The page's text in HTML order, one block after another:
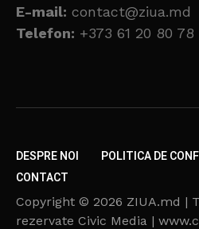
E-mail: contact@ziua.md
Telefon: +373 61 20 80 78
DESPRE NOI
POLITICA DE
CONTACT
Copyright © 2026 ZIUA.md |
rezervate Civic Media |